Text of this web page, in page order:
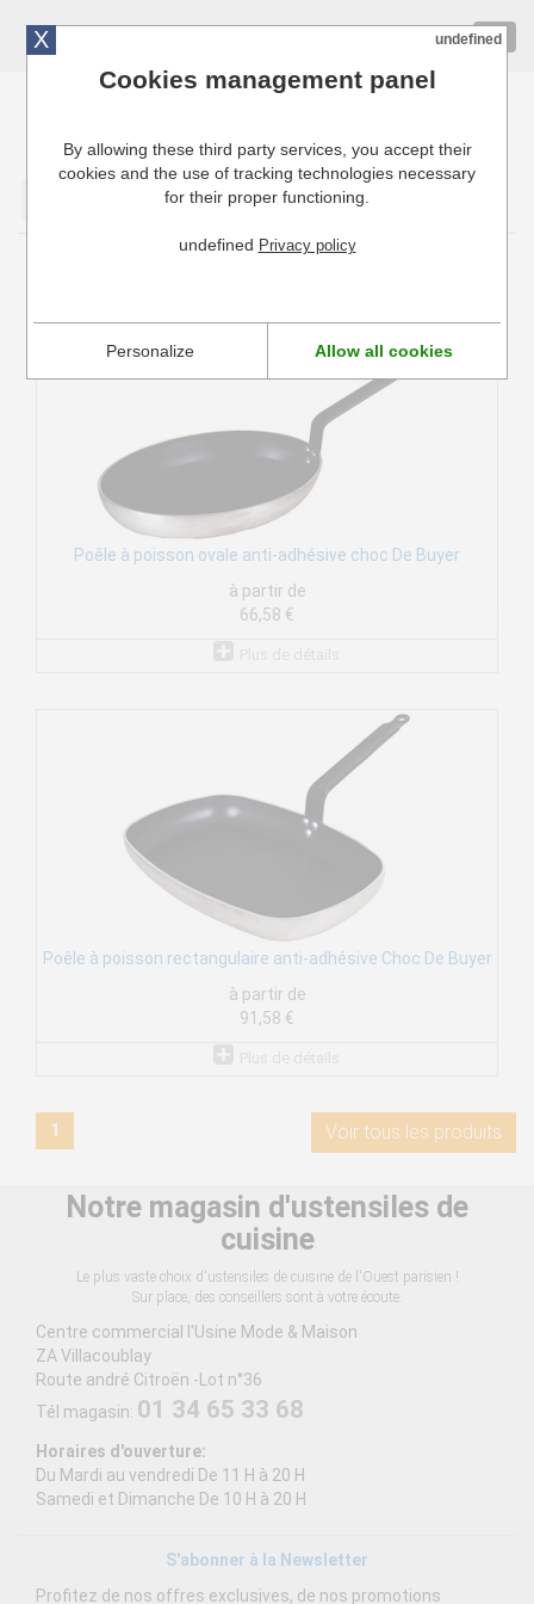
Cuisinresto: Ustensiles de cuisine pour professionnels
Poêle à poisson ovale anti-adhésive choc De Buyer
à partir de
66,58 €
Poêle à poisson rectangulaire anti-adhésive Choc De Buyer
à partir de
91,58 €
1 Voir tous les produits
Notre magasin d'ustensiles de
cuisine
Le plus vaste choix d'ustensiles de cuisine de l'Ouest parisien !
Sur place, des conseillers sont à votre écoute.
Centre commercial l'Usine Mode & Maison
ZA Villacoublay
Route andré Citroën -Lot n°36
Tél magasin: 01 34 65 33 68
Horaires d'ouverture:
Du Mardi au vendredi De 11 H à 20 H
Samedi et Dimanche De 10 H à 20 H
S'abonner à la Newsletter
Profitez de nos offres exclusives, de nos promotions
X undefined
Cookies management panel
By allowing these third party services, you accept their
cookies and the use of tracking technologies necessary
for their proper functioning.
undefined Privacy policy
Personalize Allow all cookies